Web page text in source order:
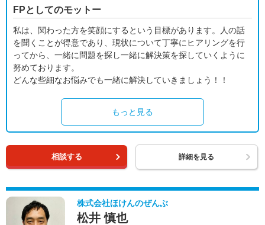
FPとしてのモットー
私は、関わった方を笑顔にするという目標があります。人の話
を聞くことが得意であり、現状について丁寧にヒアリングを行
ってから、一緒に問題を探し一緒に解決策を探していくように
努めております。
どんな些細なお悩みでも一緒に解決していきましょう！！
もっと見る
相談する 詳細を見る
株式会社ほけんのぜんぶ
松井 慎也